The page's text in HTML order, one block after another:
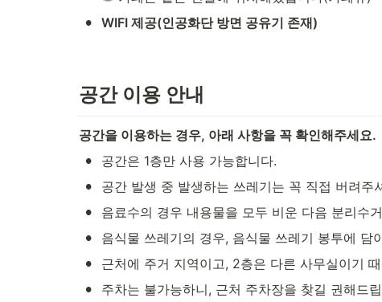
• WIFI 제공(인공화단 방면 공유기 존재)
공간 이용 안내
공간을 이용하는 경우, 아래 사항을 꼭 확인해주세요.
• 공간은 1층만 사용 가능합니다.
• 공간 발생 중 발생하는 쓰레기는 꼭 직접 버려주
• 음료수의 경우 내용물을 모두 비운 다음 분리수
• 음식물 쓰레기의 경우, 음식물 쓰레기 봉투에
• 근처에 주거 지역이고, 2층은 다른 사무실이기
• 주차는 불가능하니, 근처 주차장을 찾길 권해드